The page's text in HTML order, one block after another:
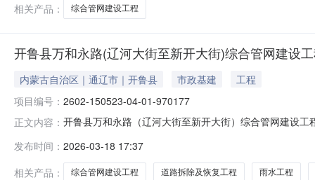
相关产品：
综合管网建设工程
开鲁县万和永路(辽河大街至新开大街)综合管网建设
内蒙古自治区｜通辽市｜开鲁县 市政基建
工程
项目编号： 2602-150523-04-01-970177
正文内容： 开鲁县万和永路（辽河大街至新开大街）综合管网建设
发布时间： 2026-03-18 17:37
相关产品：
综合管网建设工程 道路拆除及恢复工程 雨水工程